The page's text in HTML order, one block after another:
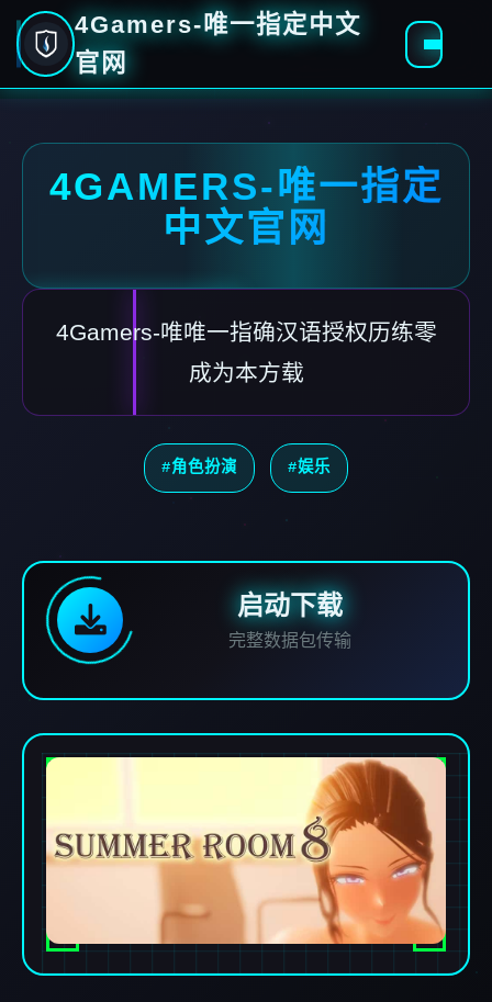
4Gamers-唯一指定中文
官网
4GAMERS-唯一指定
中文官网
4Gamers-唯唯一指确汉语授权历练零
成为本方载
#角色扮演 #娱乐
启动下载
完整数据包传输